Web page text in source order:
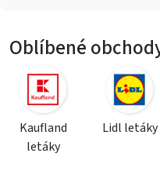
Oblíbené
Kaufland
letáky
Lidl letáky